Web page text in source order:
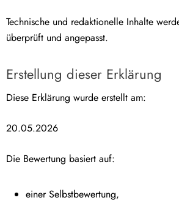
Technische und redaktionelle Inhalte
überprüft und angepasst.
Erstellung dieser Erklärung
Diese Erklärung wurde erstellt am:
20.05.2026
Die Bewertung basiert auf:
einer Selbstbewertung,